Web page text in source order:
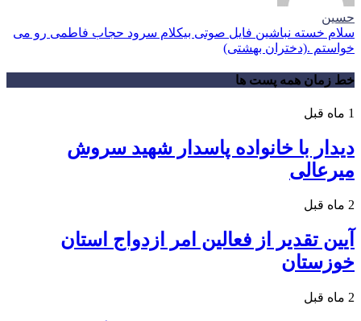
حسین
سلام خسته نباشین فایل صوتی بیکلام سرود حجاب فاطمی رو می
خواستم .(دختران بهشتی)
خط زمان همه پست ها
1 ماه قبل
دیدار با خانواده پاسدار شهید سروش
میرعالی
2 ماه قبل
آیین تقدیر از فعالین امر ازدواج استان
خوزستان
2 ماه قبل